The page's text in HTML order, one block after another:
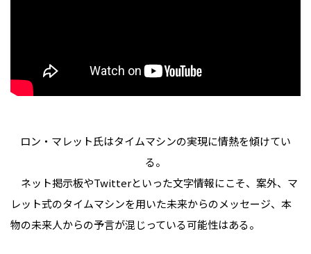
ロン・マレット氏はタイムマシンの実現に情熱を傾けてい
る。
ネット掲示板やTwitterといった文字情報にこそ、案外、マ
レット式のタイムマシンを用いた未来からのメッセージ、本
物の未来人からの予言が混じっている可能性はある。